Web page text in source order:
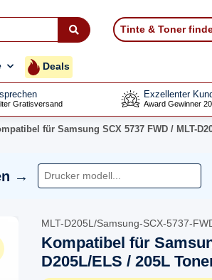
Tinte & Toner
Deals
Gratisversand
Exzellenter
Award Gewinner
für Samsung SCX 5737 FWD / MLT-
→
MLT-D205L/Samsung-SCX-5737-
Kompatibel für
D205L/ELS / 205L